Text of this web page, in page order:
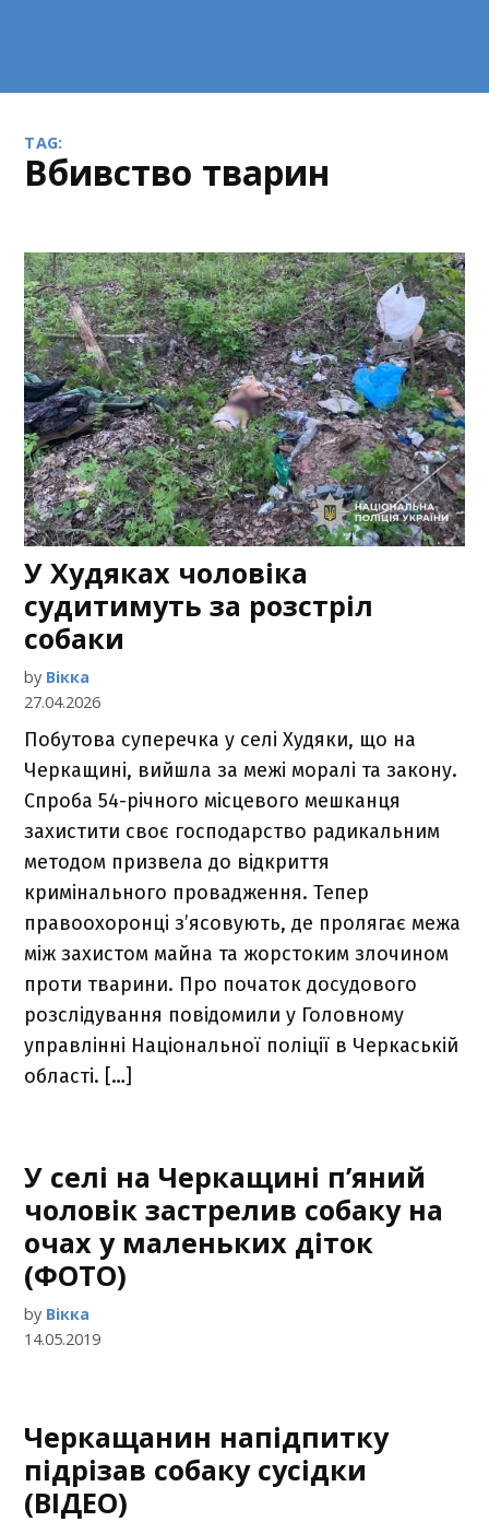
TAG:
вбивство тварин
У Худяках чоловіка
судитимуть за розстріл
собаки
by Вікка
27.04.2026
Побутова суперечка у селі Худяки, що на
Черкащині, вийшла за межі моралі та закону.
Спроба 54-річного місцевого мешканця
захистити своє господарство радикальним
методом призвела до відкриття
кримінального провадження. Тепер
правоохоронці з’ясовують, де пролягає межа
між захистом майна та жорстоким злочином
проти тварини. Про початок досудового
розслідування повідомили у Головному
управлінні Національної поліції в Черкаській
області. […]
У селі на Черкащині п’яний
чоловік застрелив собаку на
очах у маленьких діток
(ФОТО)
by Вікка
14.05.2019
Черкащанин напідпитку
підрізав собаку сусідки
(ВІДЕО)